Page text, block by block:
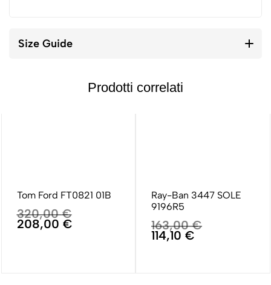
Size Guide
Prodotti correlati
Tom Ford FT0821 01B
320,00€
208,00 €
Ray-Ban 3447 SOLE
9196R5
163,00€
114,10 €